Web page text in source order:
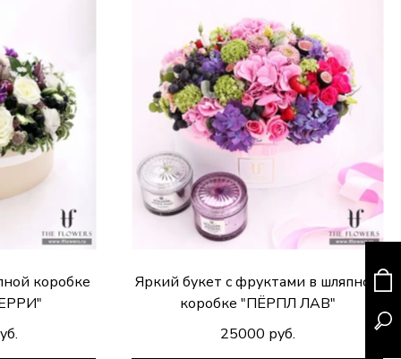
коробке
Яркий букет с фруктами в шляпной
коробке "ПЁРПЛ ЛАВ"
25000 руб.